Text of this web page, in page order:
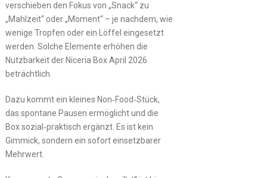
verschieben den Fokus von „Snack“ zu
„Mahlzeit“ oder „Moment“ – je nachdem, wie
wenige Tropfen oder ein Löffel eingesetzt
werden. Solche Elemente erhöhen die
Nutzbarkeit der Niceria Box April 2026
beträchtlich.
Dazu kommt ein kleines Non‑Food‑Stück,
das spontane Pausen ermöglicht und die
Box sozial‑praktisch ergänzt. Es ist kein
Gimmick, sondern ein sofort einsetzbarer
Mehrwert.